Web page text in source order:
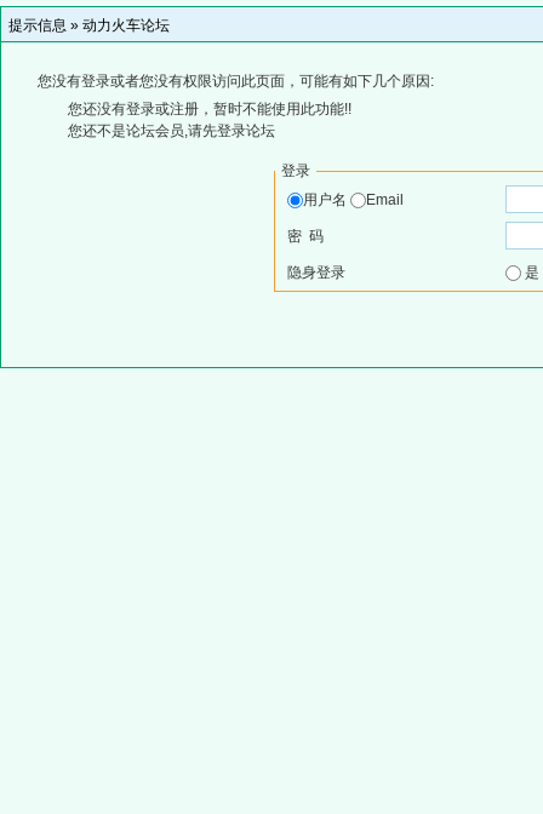
提示信息 » 动力火车论坛
您没有登录或者您没有权限访问此页面，可能有如下几个原因:
您还没有登录或注册，暂时不能使用此功能!!
您还不是论坛会员,请先登录论坛
登录
用户名
Email
密 码
隐身登录